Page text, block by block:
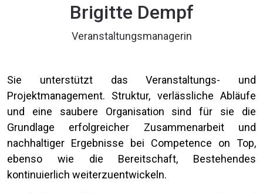
Brigitte Dempf
Veranstaltungsmanagerin
Sie unterstützt das Veranstaltungs- und
Projektmanagement. Struktur, verlässliche Abläufe
und eine saubere Organisation sind für sie die
Grundlage erfolgreicher Zusammenarbeit und
nachhaltiger Ergebnisse bei Competence on Top,
ebenso wie die Bereitschaft, Bestehendes
kontinuierlich weiterzuentwickeln.